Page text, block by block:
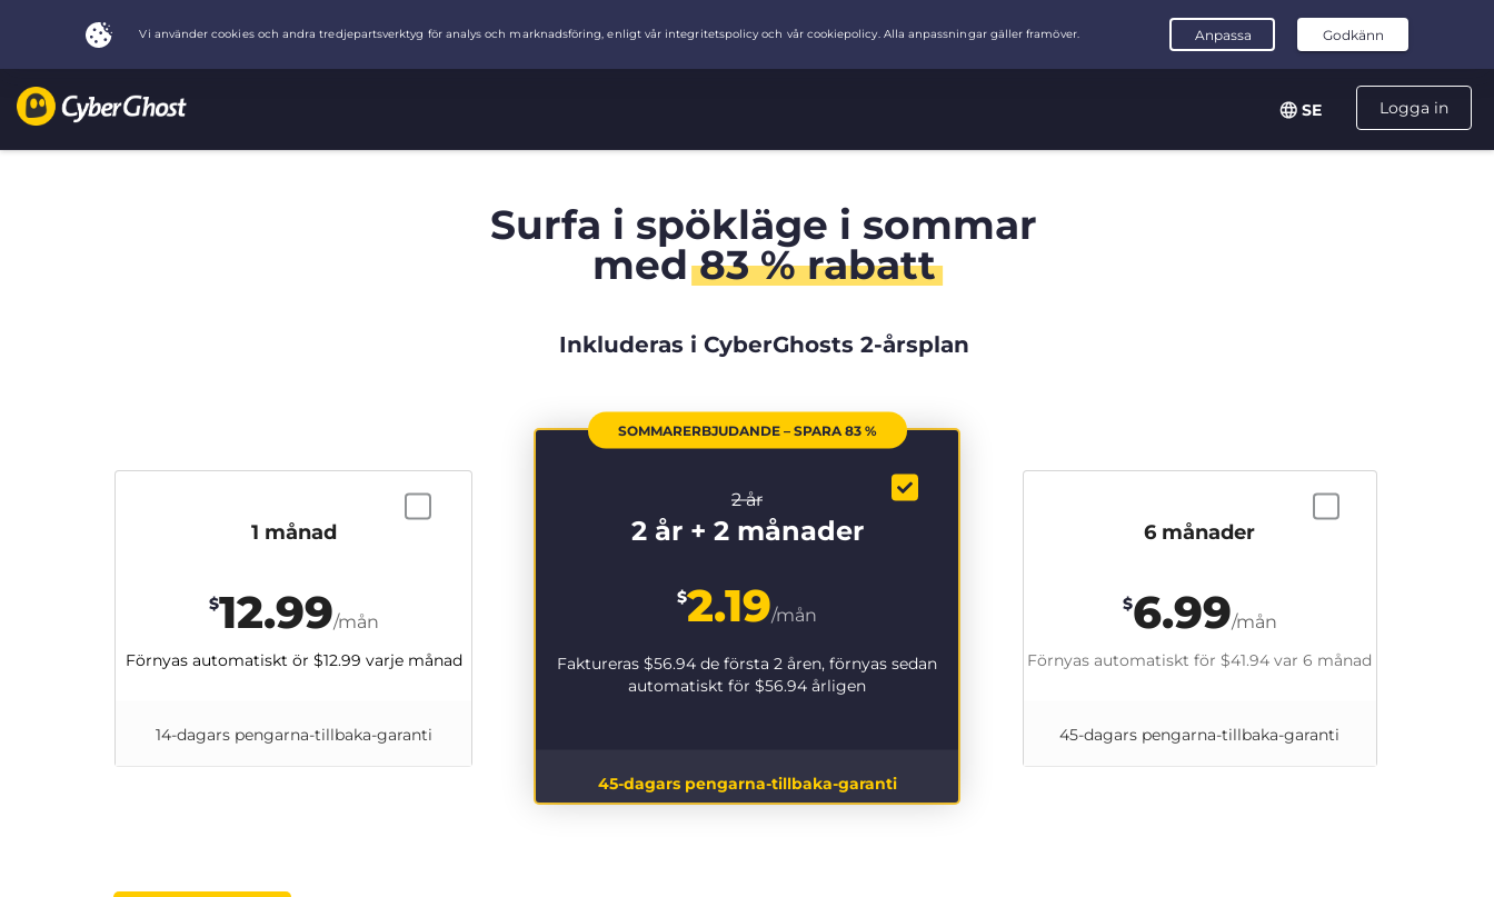
Logga in
SE
Surfa i spökläge i sommar
med83 % rabatt
Inkluderas i CyberGhosts 2-årsplan
SOMMARERBJUDANDE – SPARA 83 %
2 år
2 år + 2 månader
$2.19/mån
Faktureras $56.94 de första 2 åren, förnyas sedan
automatiskt för $56.94 årligen
45-dagars pengarna-tillbaka-garanti
6 månader
$6.99/mån
Förnyas automatiskt för $41.94 var 6 månad
45-dagars pengarna-tillbaka-garanti
1 månad
$12.99/mån
Förnyas automatiskt ör $12.99 varje månad
14-dagars pengarna-tillbaka-garanti